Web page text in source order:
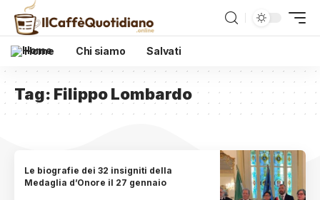
Home Chi siamo Salvati
Tag: Filippo Lombardo
Le biografie dei 32 insigniti della
Medaglia d’Onore il 27 gennaio